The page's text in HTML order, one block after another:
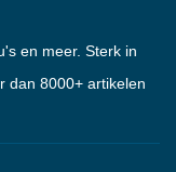
en meer. Sterk in
dan 8000+ artikelen